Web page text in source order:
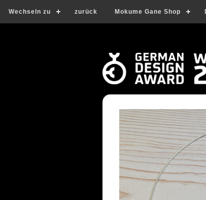
Wechseln zu zurück Mokume Gane Shop